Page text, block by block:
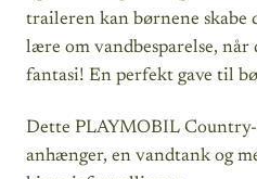
traileren kan børnene skabe
lære om vandbesparelse, når
fantasi! En perfekt gave til
Dette PLAYMOBIL
anhænger, en vandtank og